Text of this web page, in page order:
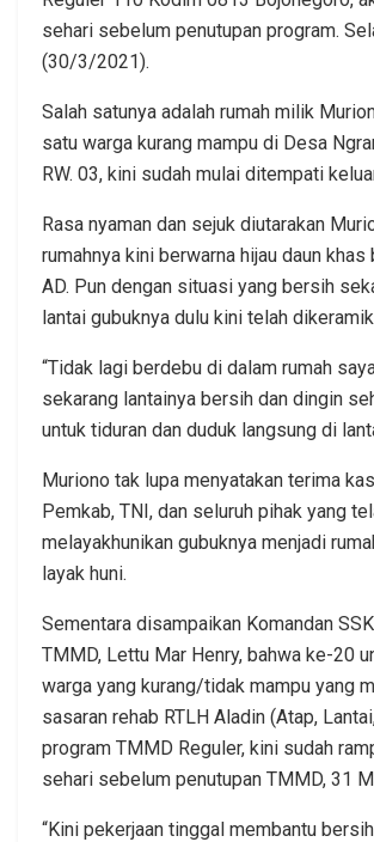
sehari sebelum penutupan program.
(30/3/2021).
Salah satunya adalah rumah milik
satu warga kurang mampu di Desa
RW. 03, kini sudah mulai ditempati
Rasa nyaman dan sejuk diutarakan
rumahnya kini berwarna hijau daun khas
AD. Pun dengan situasi yang bersih
lantai gubuknya dulu kini telah
“Tidak lagi berdebu di dalam rumah
sekarang lantainya bersih dan dingin
untuk tiduran dan duduk langsung di
Muriono tak lupa menyatakan terima
Pemkab, TNI, dan seluruh pihak yang
melayakhunikan gubuknya menjadi
layak huni.
Sementara disampaikan Komandan
TMMD, Lettu Mar Henry, bahwa ke-20
warga yang kurang/tidak mampu yang
sasaran rehab RTLH Aladin (Atap,
program TMMD Reguler, kini sudah
sehari sebelum penutupan TMMD, 31
“Kini pekerjaan tinggal membantu